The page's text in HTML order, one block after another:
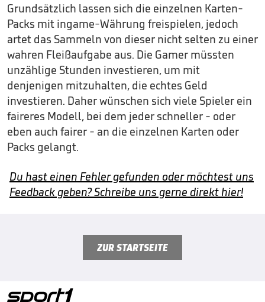
Grundsätzlich lassen sich die einzelnen Karten-
Packs mit ingame-Währung freispielen, jedoch
artet das Sammeln von dieser nicht selten zu einer
wahren Fleißaufgabe aus. Die Gamer müssten
unzählige Stunden investieren, um mit
denjenigen mitzuhalten, die echtes Geld
investieren. Daher wünschen sich viele Spieler ein
faireres Modell, bei dem jeder schneller - oder
eben auch fairer - an die einzelnen Karten oder
Packs gelangt.
Du hast einen Fehler gefunden oder möchtest uns
Feedback geben? Schreibe uns gerne direkt hier!
ZUR STARTSEITE